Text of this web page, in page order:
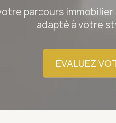
parcours
adapté à votre
ÉVALUEZ